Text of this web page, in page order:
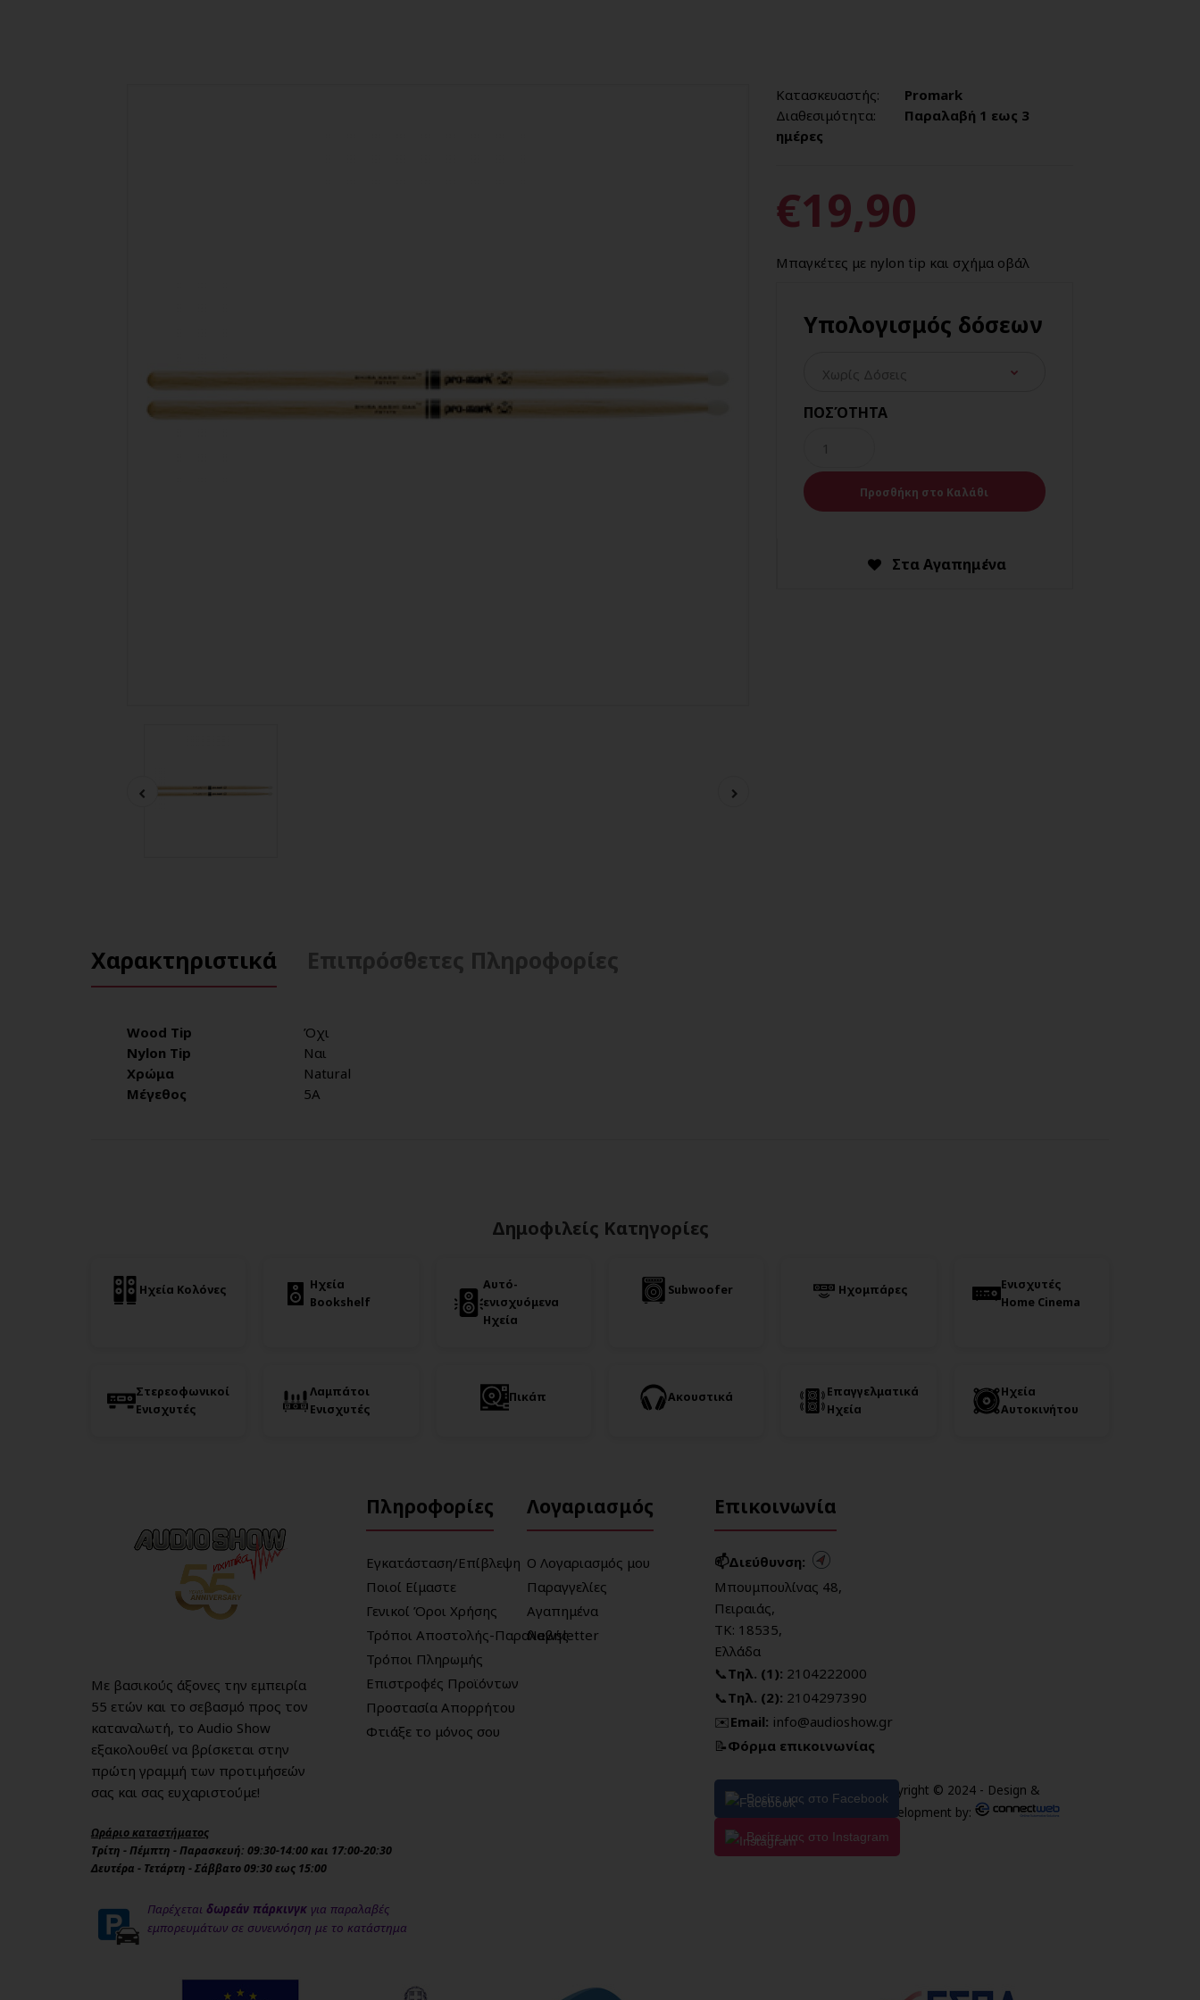
Κατασκευαστής:
Promark
Διαθεσιμότητα:
Παραλαβή 1 εως 3
ημέρες
€19,90
Μπαγκέτες με nylon tip και σχήμα οβάλ
Υπολογισμός δόσεων
ΠΟΣΌΤΗΤΑ
Στα Αγαπημένα
Χαρακτηριστικά Επιπρόσθετες Πληροφορίες
Wood Tip
Όχι
Nylon Tip
Ναι
Χρώμα
Natural
Μέγεθος
5Α
Δημοφιλείς Κατηγορίες
Ηχεία Κολόνες
Ηχεία
Bookshelf
Αυτό-
ενισχυόμενα
Ηχεία
Subwoofer Ηχομπάρες
Ενισχυτές
Home Cinema
Στερεοφωνικοί
Ενισχυτές
Λαμπάτοι
Ενισχυτές
Πικάπ Ακουστικά
Επαγγελματικά
Ηχεία
Ηχεία
Αυτοκινήτου
Με βασικούς άξονες την εμπειρία
55 ετών και το σεβασμό προς τον
καταναλωτή, το Audio Show
εξακολουθεί να βρίσκεται στην
πρώτη γραμμή των προτιμήσεών
σας και σας ευχαριστούμε!
Ωράριο καταστήματος
Τρίτη - Πέμπτη - Παρασκευή: 09:30-14:00 και 17:00-20:30
Δευτέρα - Τετάρτη - Σάββατο 09:30 εως 15:00
Παρέχεται δωρεάν πάρκινγκ για παραλαβές
εμπορευμάτων σε συνεννόηση με το κατάστημα
Πληροφορίες
Εγκατάσταση/Επίβλεψη
Ποιοί Είμαστε
Γενικοί Όροι Χρήσης
Τρόποι Αποστολής-Παραλαβής
Τρόποι Πληρωμής
Επιστροφές Προϊόντων
Προστασία Απορρήτου
Φτιάξε το μόνος σου
Λογαριασμός
Ο Λογαριασμός μου
Παραγγελίες
Αγαπημένα
Newsletter
Επικοινωνία
📫Διεύθυνση:
Μπουμπουλίνας 48,
Πειραιάς,
ΤΚ: 18535,
Ελλάδα
📞Τηλ. (1): 2104222000
📞Τηλ. (2): 2104297390
✉️Email: info@audioshow.gr
📝Φόρμα επικοινωνίας
Βρείτε μας στο Facebook
Βρείτε μας στο Instagram
Copyright © 2024 - Design &
Development by: